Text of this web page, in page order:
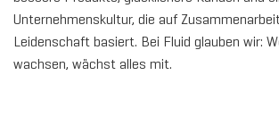
Unternehmenskultur, die auf
Leidenschaft basiert. Bei Fluid glauben wir:
wachsen, wächst alles mit.